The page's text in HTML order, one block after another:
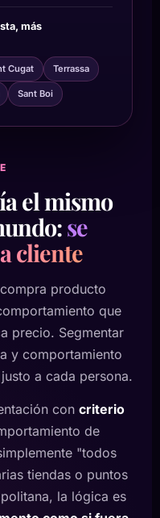
más
Cugat Terrassa
Sant Boi
el mismo
se
cliente
producto
que
precio. Segmentar
y comportamiento
a cada persona.
con criterio
de
"todos
tiendas o puntos
la lógica es